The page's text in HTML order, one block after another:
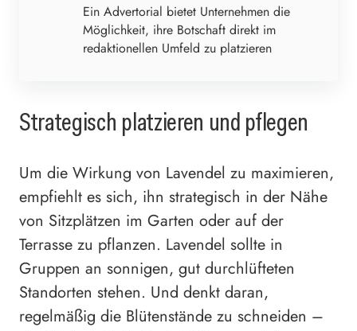
Ein Advertorial bietet Unternehmen die
Möglichkeit, ihre Botschaft direkt im
redaktionellen Umfeld zu platzieren
Strategisch platzieren und pflegen
Um die Wirkung von Lavendel zu maximieren,
empfiehlt es sich, ihn strategisch in der Nähe
von Sitzplätzen im Garten oder auf der
Terrasse zu pflanzen. Lavendel sollte in
Gruppen an sonnigen, gut durchlüfteten
Standorten stehen. Und denkt daran,
regelmäßig die Blütenstände zu schneiden –